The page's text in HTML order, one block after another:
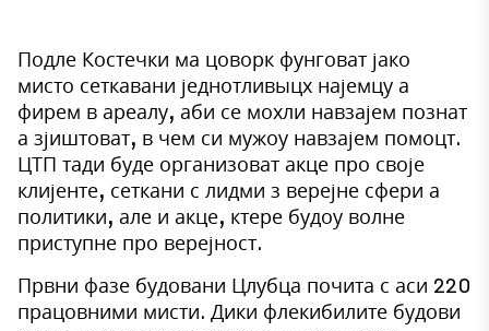
Подле Костечки ма цоворк фунговат јако
мисто сеткавани једнотливыцх најемцу а
фирем в ареалу, аби се мохли навзајем познат
а зјиштоват, в чем си мужоу навзајем помоцт.
ЦТП тади буде организоват акце про своје
клијенте, сеткани с лидми з верејне сфери а
политики, але и акце, ктере будоу волне
приступне про верејност.
Првни фазе будовани Цлубца почита с аси 220
працовними мисти. Дики флекибилите будови